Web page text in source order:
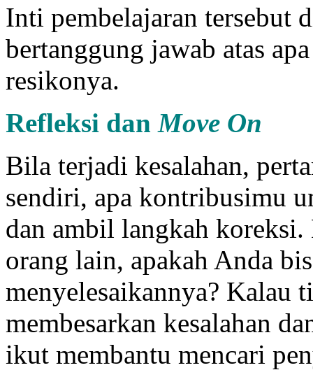
Inti pembelajaran tersebut
bertanggung jawab atas
resikonya.
Refleksi danMove On
Bila terjadi kesalahan,
sendiri, apa kontribusimu
dan ambil langkah koreksi.
orang lain, apakah Anda
menyelesaikannya? Kalau
membesarkan kesalahan
ikut membantu mencari